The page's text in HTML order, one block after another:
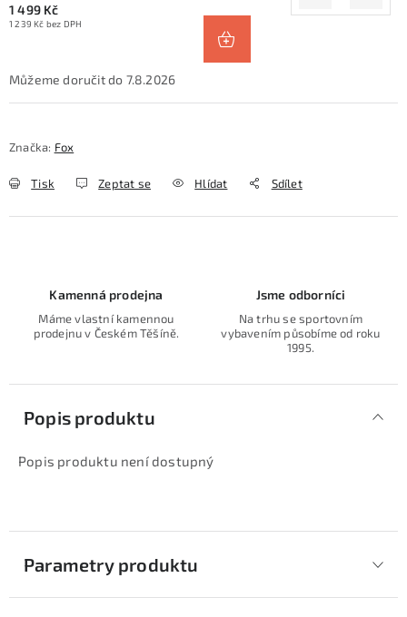
1 499 Kč
1 239 Kč bez DPH
7.8.2026
Značka: Fox
Tisk Zeptat se Hlídat Sdílet
Kamenná prodejna
Máme vlastní kamennou
prodejnu v Českém Těšíně.
Jsme odborníci
Na trhu se sportovním
vybavením působíme od roku
1995.
Popis produktu
Popis produktu není dostupný
Parametry produktu